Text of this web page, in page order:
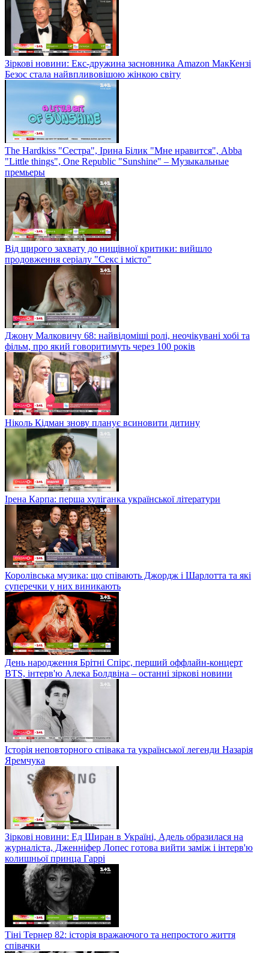
Зіркові новини: Екс-дружина засновника Amazon МакКензі
Безос стала найвпливовішою жінкою світу
The Hardkiss "Сестра", Ірина Білик "Мне нравится", Abba
"Little things", One Republic "Sunshine" – Музыкальные
премьеры
Від щирого захвату до нищівної критики: вийшло
продовження серіалу "Секс і місто"
Джону Малковичу 68: найвідоміші ролі, неочікувані хобі та
фільм, про який говоритимуть через 100 років
Ніколь Кідман знову планує всиновити дитину
Ірена Карпа: перша хуліганка української літератури
Королівська музика: що співають Джордж і Шарлотта та які
суперечки у них виникають
День народження Брітні Спірс, перший оффлайн-концерт
BTS, інтерв'ю Алека Болдвіна – останні зіркові новини
Історія неповторного співака та української легенди Назарія
Яремчука
Зіркові новини: Ед Ширан в Україні, Адель образилася на
журналіста, Дженніфер Лопес готова вийти заміж і інтерв'ю
колишньої принца Гаррі
Тіні Тернер 82: історія вражаючого та непростого життя
співачки